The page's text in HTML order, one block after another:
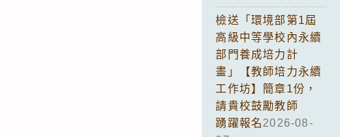
檢送「環境部第1屆
高級中等學校內永續
部門養成培力計
畫」【教師培力永續
工作坊】簡章1份，
請貴校鼓勵教師
踴躍報名2026-08-